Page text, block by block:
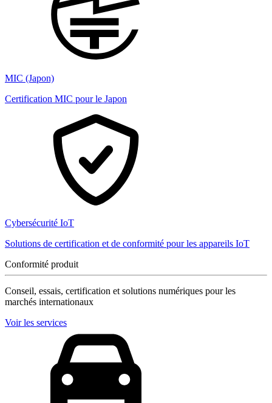
MIC (Japon)
Certification MIC pour le Japon
Cybersécurité IoT
Solutions de certification et de conformité pour les appareils IoT
Conformité produit
Conseil, essais, certification et solutions numériques pour les
marchés internationaux
Voir les services